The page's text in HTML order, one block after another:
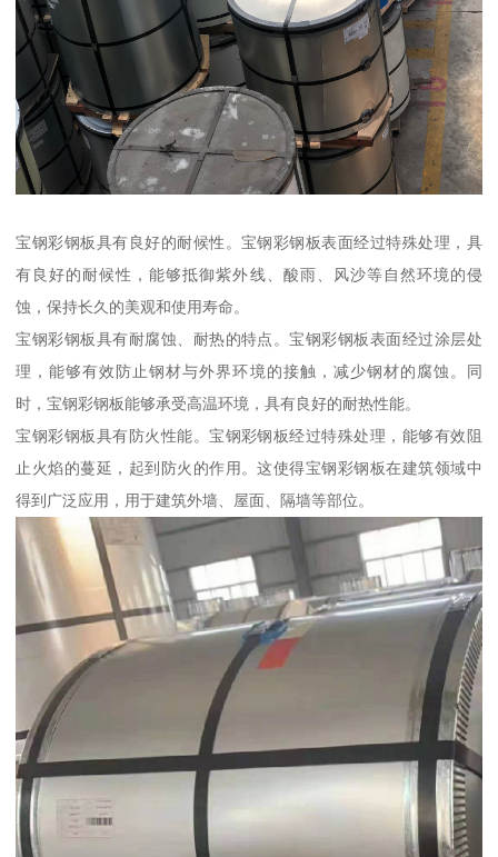
宝钢彩钢板具有良好的耐候性。宝钢彩钢板表面经过特殊处理，具
有良好的耐候性，能够抵御紫外线、酸雨、风沙等自然环境的侵
蚀，保持长久的美观和使用寿命。
宝钢彩钢板具有耐腐蚀、耐热的特点。宝钢彩钢板表面经过涂层处
理，能够有效防止钢材与外界环境的接触，减少钢材的腐蚀。同
时，宝钢彩钢板能够承受高温环境，具有良好的耐热性能。
宝钢彩钢板具有防火性能。宝钢彩钢板经过特殊处理，能够有效阻
止火焰的蔓延，起到防火的作用。这使得宝钢彩钢板在建筑领域中
得到广泛应用，用于建筑外墙、屋面、隔墙等部位。